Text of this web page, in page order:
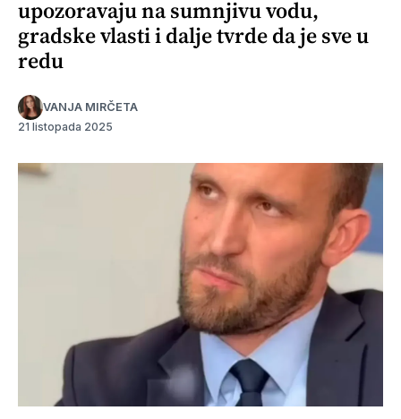
upozoravaju na sumnjivu vodu,
gradske vlasti i dalje tvrde da je sve u
redu
VANJA MIRČETA
21 listopada 2025